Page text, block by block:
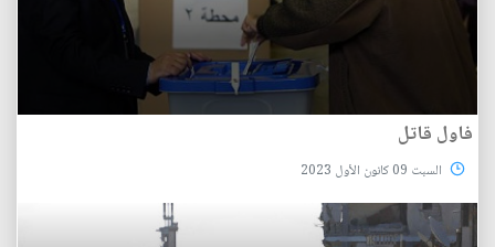
فاول قاتل
السبت 09 كانون الأول 2023